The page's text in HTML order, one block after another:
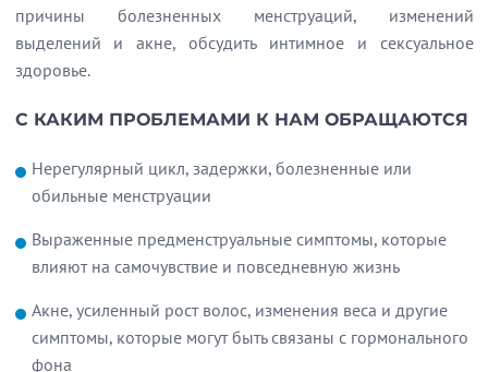
причины болезненных менструаций, изменений
выделений и акне, обсудить интимное и сексуальное
здоровье.
С КАКИМ ПРОБЛЕМАМИ К НАМ ОБРАЩАЮТСЯ
Нерегулярный цикл, задержки, болезненные или
обильные менструации
Выраженные предменструальные симптомы, которые
влияют на самочувствие и повседневную жизнь
Акне, усиленный рост волос, изменения веса и другие
симптомы, которые могут быть связаны с гормонального
фона